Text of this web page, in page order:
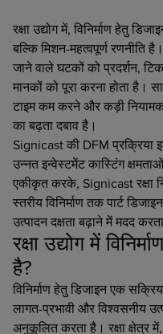
रक्षा उद्योग में, विनिर्माण हेतु
बल्कि मिशन-महत्वपूर्ण रणनीति
जाने वाले घटकों को प्रदर्शन,
मानकों को पूरा करना होता है।
टाइम कम करने और कड़ी
का बढ़ता दबाव है।
Signicast की DFM प्रक्रिया
उन्नत इन्वेस्टमेंट कास्टिंग
एकीकृत करके, Signicast रक्षा
स्तरीय विनिर्माण तक पार्ट
उत्पादन दक्षता बढ़ाने में मदद
रक्षा उद्योग में
है?
विनिर्माण हेतु डिजाइन एक
लागत-प्रभावी और विश्वसनीय
अनुकूलित करता है। रक्षा